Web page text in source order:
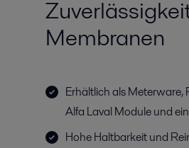
Membranen
Erhältlich als Meterware,
Alfa Laval Module und
Hohe Haltbarkeit und